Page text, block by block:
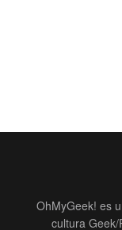
OhMyGeek! es
cultura